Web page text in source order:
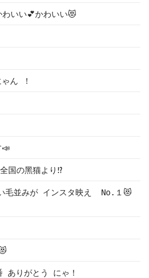
いい💕かわいい😻
ん ！
📣
国の黑猫より⁉️
毛並みが インスタ映え  No.１😻
りがとう にゃ！